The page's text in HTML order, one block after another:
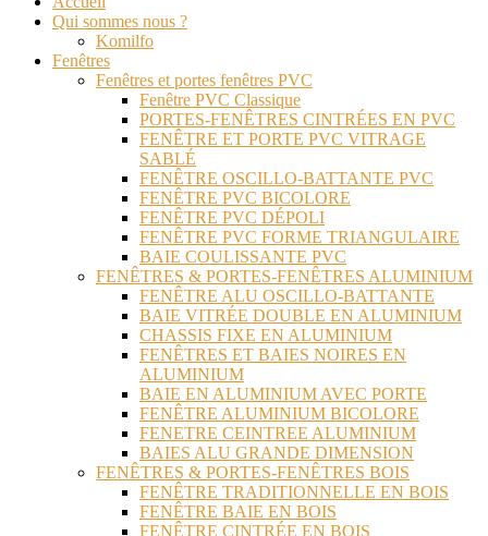
Qui sommes nous ?
Komilfo
Fenêtres
Fenêtres et portes fenêtres PVC
Fenêtre PVC Classique
PORTES-FENÊTRES CINTRÉES EN PVC
FENÊTRE ET PORTE PVC VITRAGE
SABLÉ
FENÊTRE OSCILLO-BATTANTE PVC
FENÊTRE PVC BICOLORE
FENÊTRE PVC DÉPOLI
FENÊTRE PVC FORME TRIANGULAIRE
BAIE COULISSANTE PVC
FENÊTRES & PORTES-FENÊTRES ALUMINIUM
FENÊTRE ALU OSCILLO-BATTANTE
BAIE VITRÉE DOUBLE EN ALUMINIUM
CHASSIS FIXE EN ALUMINIUM
FENÊTRES ET BAIES NOIRES EN
ALUMINIUM
BAIE EN ALUMINIUM AVEC PORTE
FENÊTRE ALUMINIUM BICOLORE
FENETRE CEINTREE ALUMINIUM
BAIES ALU GRANDE DIMENSION
FENÊTRES & PORTES-FENÊTRES BOIS
FENÊTRE TRADITIONNELLE EN BOIS
FENÊTRE BAIE EN BOIS
FENÊTRE CINTRÉE EN BOIS